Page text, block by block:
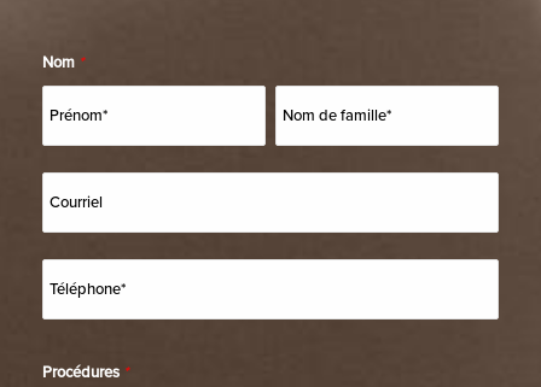
Nom *
Procédures *